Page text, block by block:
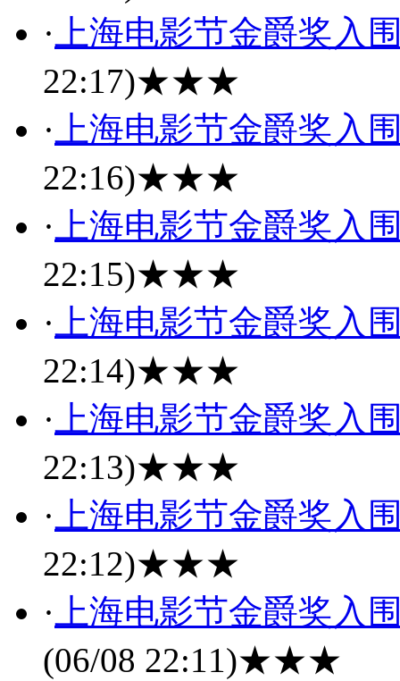
· 上海电影节金爵奖入
22:17)★★★
· 上海电影节金爵奖入
22:16)★★★
· 上海电影节金爵奖入
22:15)★★★
· 上海电影节金爵奖入
22:14)★★★
· 上海电影节金爵奖入
22:13)★★★
· 上海电影节金爵奖入
22:12)★★★
· 上海电影节金爵奖入
(06/08 22:11)★★★